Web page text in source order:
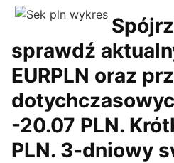
sprawdź
EURPLN oraz
-20.07 PLN.
PLN. 3-dniowy